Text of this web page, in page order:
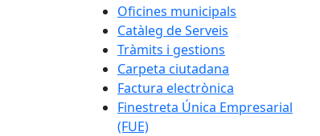
Oficines municipals
Catàleg de Serveis
Tràmits i gestions
Carpeta ciutadana
Factura electrònica
Finestreta Única Empresarial
(FUE)